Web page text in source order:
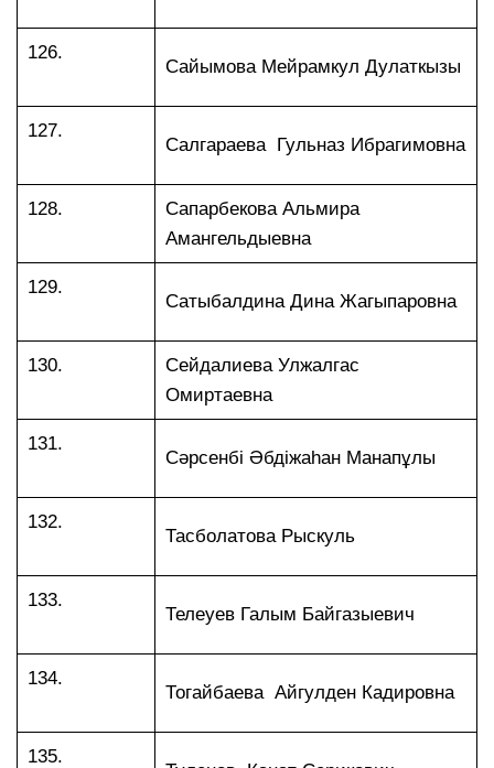
126.
Сайымова Мейрамкул Дулаткызы
127.
Салгараева Гульназ Ибрагимовна
128.
Сапарбекова Альмира
Амангельдыевна
129.
Сатыбалдина Дина Жагыпаровна
130.
Сейдалиева Улжалгас
Омиртаевна
131.
Сәрсенбі Әбдіжаһан Манапұлы
132.
Тасболатова Рыскуль
133.
Телеуев Галым Байгазыевич
134.
Тогайбаева Айгулден Кадировна
135.